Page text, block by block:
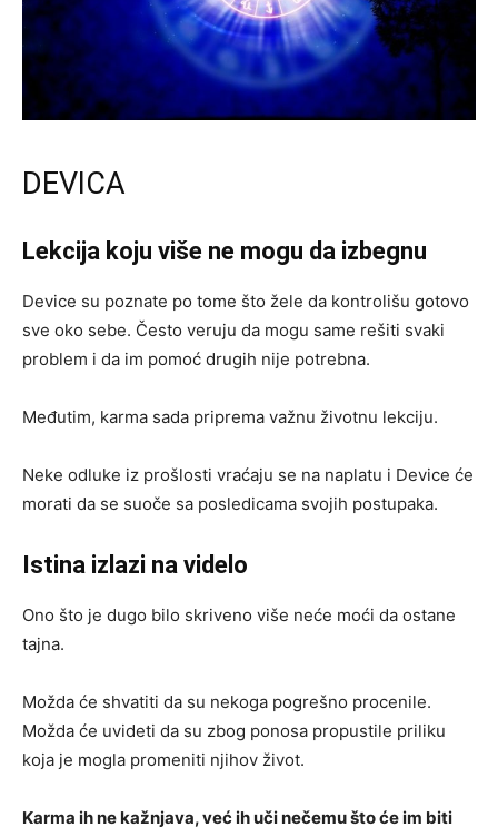
DEVICA
Lekcija koju više ne mogu da izbegnu
Device su poznate po tome što žele da kontrolišu gotovo
sve oko sebe. Često veruju da mogu same rešiti svaki
problem i da im pomoć drugih nije potrebna.
Međutim, karma sada priprema važnu životnu lekciju.
Neke odluke iz prošlosti vraćaju se na naplatu i Device će
morati da se suoče sa posledicama svojih postupaka.
Istina izlazi na videlo
Ono što je dugo bilo skriveno više neće moći da ostane
tajna.
Možda će shvatiti da su nekoga pogrešno procenile.
Možda će uvideti da su zbog ponosa propustile priliku
koja je mogla promeniti njihov život.
Karma ih ne kažnjava, već ih uči nečemu što će im biti